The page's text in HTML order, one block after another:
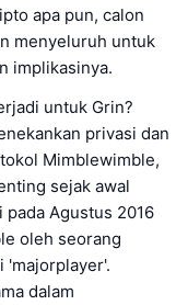
apa pun, calon
menyeluruh untuk
implikasinya.
untuk Grin?
privasi dan
Mimblewimble,
sejak awal
pada Agustus 2016
oleh seorang
'majorplayer'.
dalam